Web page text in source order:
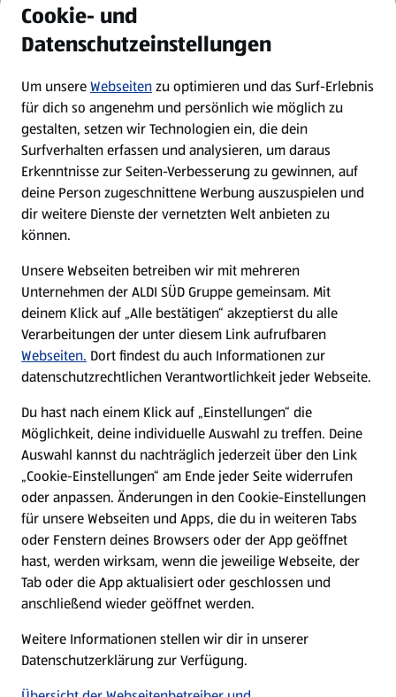
Newsletter
WhatsApp
Über ALDI SÜD
Filialen
Nachhaltigkeit
Karriere
Presse
Hilfe & Kontakt
(öffnet in einem neuen Tab)
Unternehmen
Folge uns hier:
Cookie- und
Datenschutzeinstellungen
Um unsereWebseitenzu optimieren und das Surf-Erlebnis
für dich so angenehm und persönlich wie möglich zu
gestalten, setzen wir Technologien ein, die dein
Surfverhalten erfassen und analysieren, um daraus
Erkenntnisse zur Seiten-Verbesserung zu gewinnen, auf
deine Person zugeschnittene Werbung auszuspielen und
dir weitere Dienste der vernetzten Welt anbieten zu
können.
Unsere Webseiten betreiben wir mit mehreren
Unternehmen der ALDI SÜD Gruppe gemeinsam. Mit
deinem Klick auf „Alle bestätigen“ akzeptierst du alle
Verarbeitungen der unter diesem Link aufrufbaren
Webseiten. Dort findest du auch Informationen zur
datenschutzrechtlichen Verantwortlichkeit jeder Webseite.
Du hast nach einem Klick auf „Einstellungen“ die
Möglichkeit, deine individuelle Auswahl zu treffen. Deine
Auswahl kannst du nachträglich jederzeit über den Link
„Cookie-Einstellungen“ am Ende jeder Seite widerrufen
oder anpassen. Änderungen in den Cookie-Einstellungen
für unsere Webseiten und Apps, die du in weiteren Tabs
oder Fenstern deines Browsers oder der App geöffnet
hast, werden wirksam, wenn die jeweilige Webseite, der
Tab oder die App aktualisiert oder geschlossen und
anschließend wieder geöffnet werden.
Weitere Informationen stellen wir dir in unserer
Datenschutzerklärung zur Verfügung.